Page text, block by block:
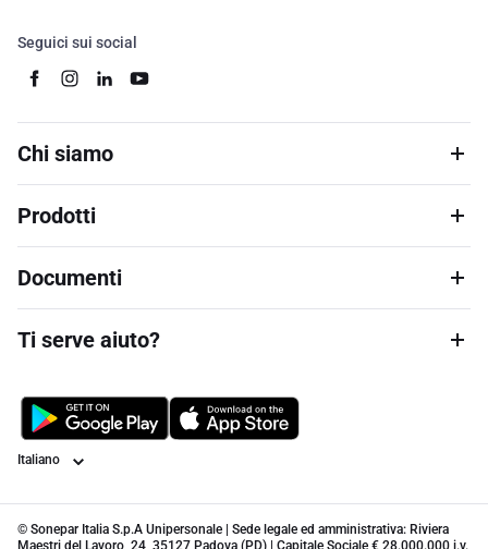
Seguici sui social
Chi siamo
Prodotti
Documenti
Ti serve aiuto?
Lingua
© Sonepar Italia S.p.A Unipersonale | Sede legale ed amministrativa: Riviera
Maestri del Lavoro, 24, 35127 Padova (PD) | Capitale Sociale € 28.000.000 i.v.